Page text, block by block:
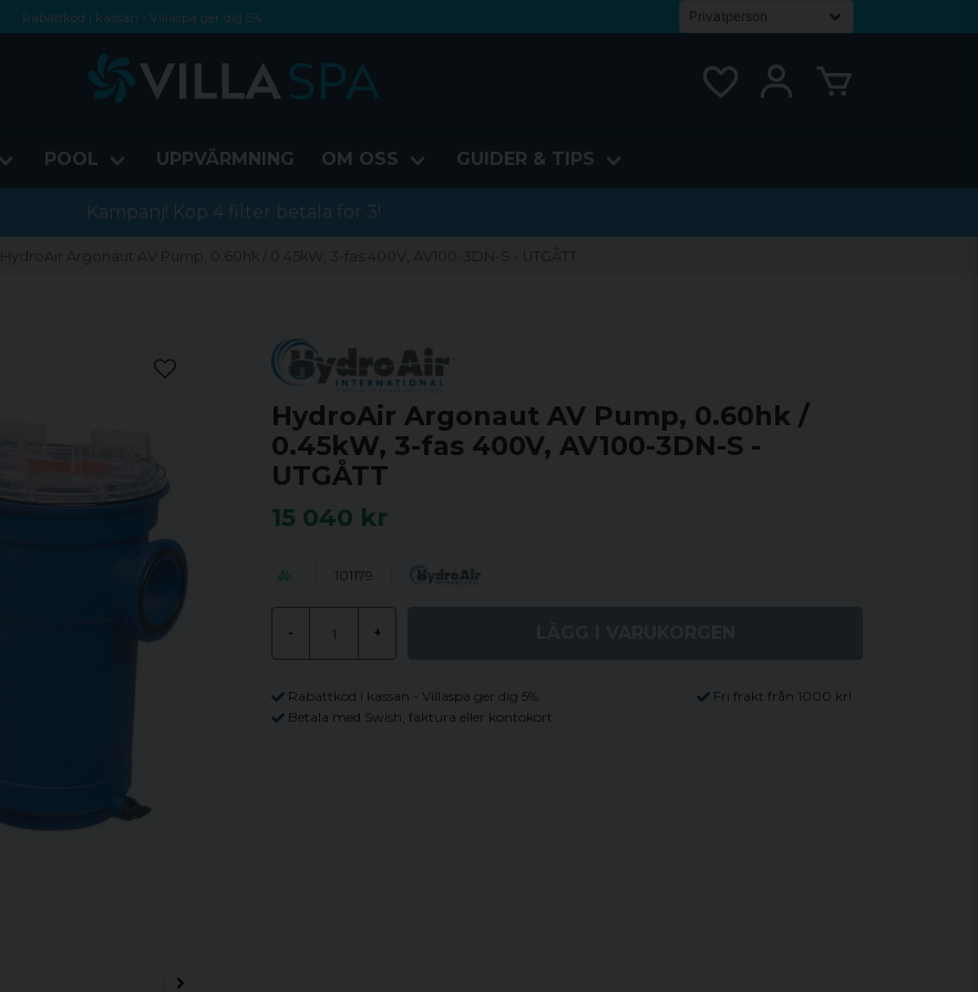
Rabattkod i kassan - Villaspa ger dig 5%
Fri frakt från 1000 kr!
Betala med Swish, faktura eller kontokort
POOL UPPVÄRMNING OM OSS GUIDER & TIPS
Kampanj! Köp 4 filter betala för 3!
HydroAir Argonaut AV Pump, 0.60hk / 0.45kW, 3-fas 400V, AV100-3DN-S - UTGÅTT
HydroAir Argonaut AV Pump, 0.60hk /
0.45kW, 3-fas 400V, AV100-3DN-S -
UTGÅTT
15 040 kr
101179
- +
Rabattkod i kassan - Villaspa ger dig 5%
Fri frakt från 1000 kr!
Betala med Swish, faktura eller kontokort